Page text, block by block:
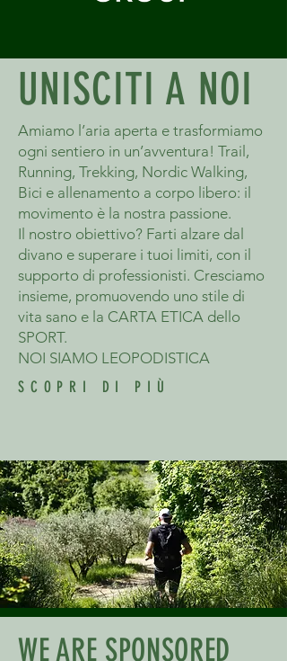
UNISCITI A NOI
Amiamo l’aria aperta e trasformiamo
ogni sentiero in un’avventura! Trail,
Running, Trekking, Nordic Walking,
Bici e allenamento a corpo libero: il
movimento è la nostra passione.
Il nostro obiettivo? Farti alzare dal
divano e superare i tuoi limiti, con il
supporto di professionisti. Cresciamo
insieme, promuovendo uno stile di
vita sano e la CARTA ETICA dello
SPORT.
NOI SIAMO LEOPODISTICA
SCOPRI DI PIÙ
WE ARE SPONSORED